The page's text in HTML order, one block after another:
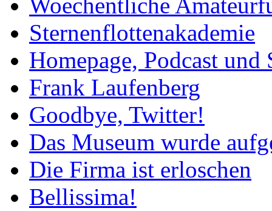
Woechentliche
Sternenflottenakademie
Homepage, Podcast
Frank Laufenberg
Goodbye, Twitter!
Das Museum wurde
Die Firma ist erloschen
Bellissima!